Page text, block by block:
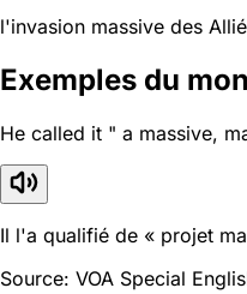
l'invasion massive des
Exemples du
He called it " a massive,
Il l'a qualifié de « projet
Source: VOA Special